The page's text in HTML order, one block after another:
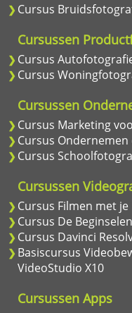
Cursus
Cursussen
Cursus
Cursus
Cursussen
Cursus Marketing
Cursus
Cursus
Cursussen
Cursus Filmen met
Cursus De
Cursus Davinci
Basiscursus
VideoStudio X10
Cursussen Apps